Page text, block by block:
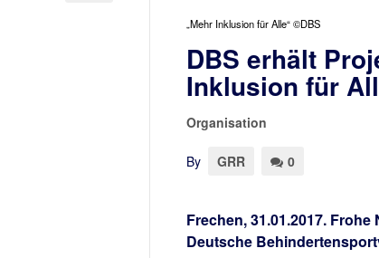
„Mehr Inklusion für Alle“ ©DBS
DBS erhält
Inklusion für
Organisation
By GRR 0
Frechen, 31.01.2017.
Deutsche